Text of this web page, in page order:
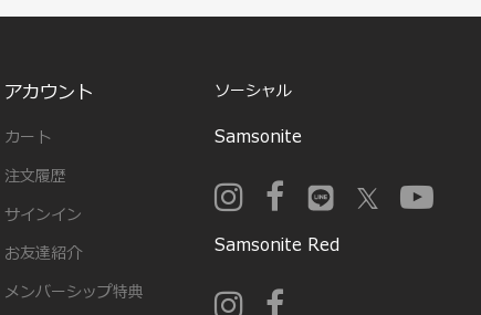
アカウント
カート
注文履歴
サインイン
お友達紹介
メンバーシップ特典
ソーシャル
Samsonite
Samsonite Red